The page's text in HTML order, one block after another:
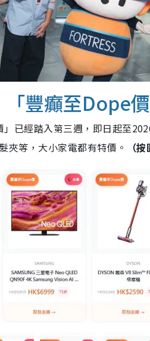
「豐癲至Dope
已經踏入第三週，即日起至
夾等，大小家電都有特價。
（